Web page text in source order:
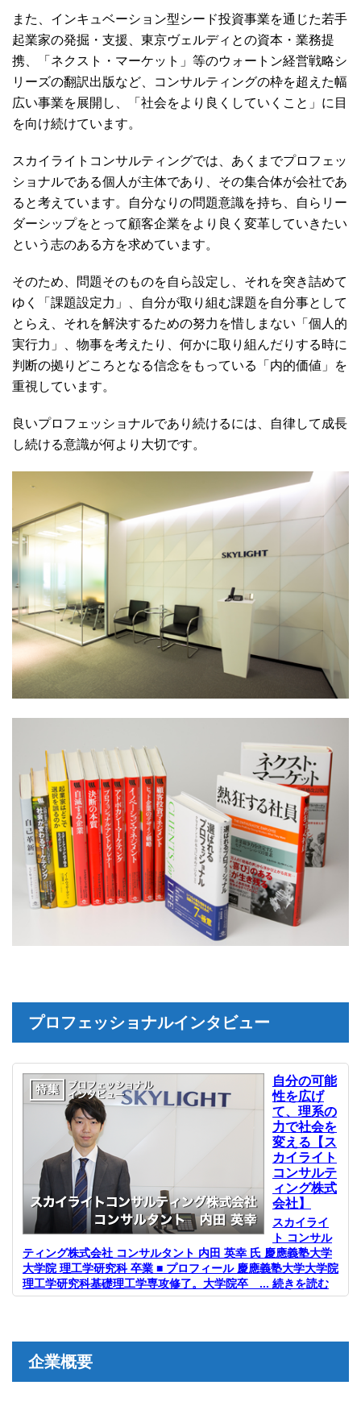
また、インキュベーション型シード投資事業を通じた若手
起業家の発掘・支援、東京ヴェルディとの資本・業務提
携、「ネクスト・マーケット」等のウォートン経営戦略シ
リーズの翻訳出版など、コンサルティングの枠を超えた幅
広い事業を展開し、「社会をより良くしていくこと」に目
を向け続けています。
スカイライトコンサルティングでは、あくまでプロフェッ
ショナルである個人が主体であり、その集合体が会社であ
ると考えています。自分なりの問題意識を持ち、自らリー
ダーシップをとって顧客企業をより良く変革していきたい
という志のある方を求めています。
そのため、問題そのものを自ら設定し、それを突き詰めて
ゆく「課題設定力」、自分が取り組む課題を自分事として
とらえ、それを解決するための努力を惜しまない「個人的
実行力」、物事を考えたり、何かに取り組んだりする時に
判断の拠りどころとなる信念をもっている「内的価値」を
重視しています。
良いプロフェッショナルであり続けるには、自律して成長
し続ける意識が何より大切です。
プロフェッショナルインタビュー
自分の可能
性を広げ
て、理系の
力で社会を
変える【ス
カイライト
コンサルテ
ィング株式
会社】
スカイライ
ト コンサル
ティング株式会社 コンサルタント 内田 英幸 氏 慶應義塾大学
大学院 理工学研究科 卒業 ■ プロフィール 慶應義塾大学大学院
理工学研究科基礎理工学専攻修了。大学院卒 ... 続きを読む
企業概要